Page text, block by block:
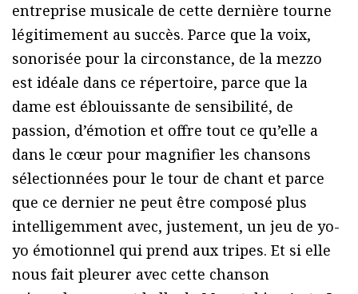
entreprise musicale de cette dernière tourne
légitimement au succès. Parce que la voix,
sonorisée pour la circonstance, de la mezzo
est idéale dans ce répertoire, parce que la
dame est éblouissante de sensibilité, de
passion, d’émotion et offre tout ce qu’elle a
dans le cœur pour magnifier les chansons
sélectionnées pour le tour de chant et parce
que ce dernier ne peut être composé plus
intelligemment avec, justement, un jeu de yo-
yo émotionnel qui prend aux tripes. Et si elle
nous fait pleurer avec cette chanson